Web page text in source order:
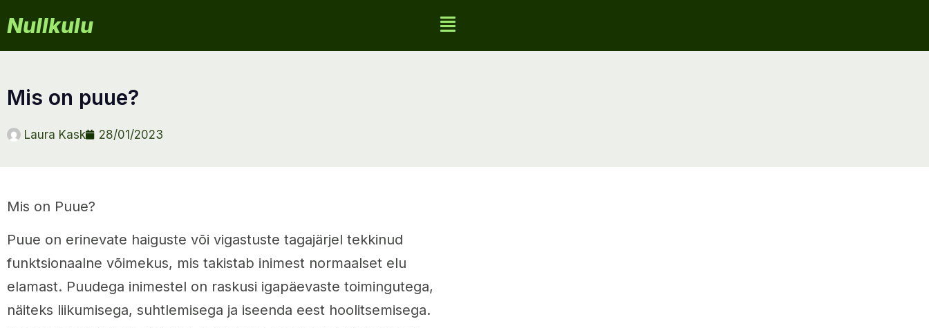
Nullkulu
mis on puue?
Laura Kask 28/01/2023
Mis on Puue?
Puue on erinevate haiguste või vigastuste tagajärjel tekkinud
funktsionaalne võimekus, mis takistab inimest normaalset elu
elamast. Puudega inimestel on raskusi igapäevaste toimingutega,
näiteks liikumisega, suhtlemisega ja iseenda eest hoolitsemisega.